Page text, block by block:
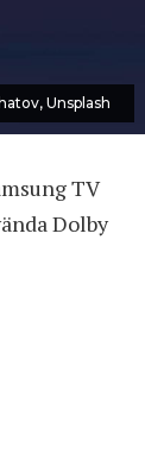
Unsplash
TV
Dolby